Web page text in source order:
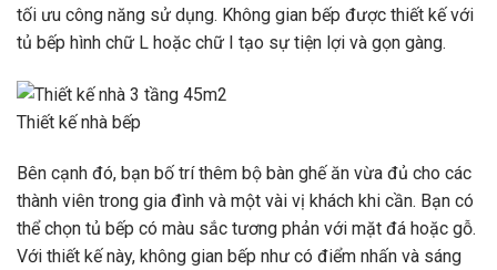
tối ưu công năng sử dụng. Không gian bếp được thiết kế với
tủ bếp hình chữ L hoặc chữ I tạo sự tiện lợi và gọn gàng.
Thiết kế nhà bếp
Bên cạnh đó, bạn bố trí thêm bộ bàn ghế ăn vừa đủ cho các
thành viên trong gia đình và một vài vị khách khi cần. Bạn có
thể chọn tủ bếp có màu sắc tương phản với mặt đá hoặc gỗ.
Với thiết kế này, không gian bếp như có điểm nhấn và sáng